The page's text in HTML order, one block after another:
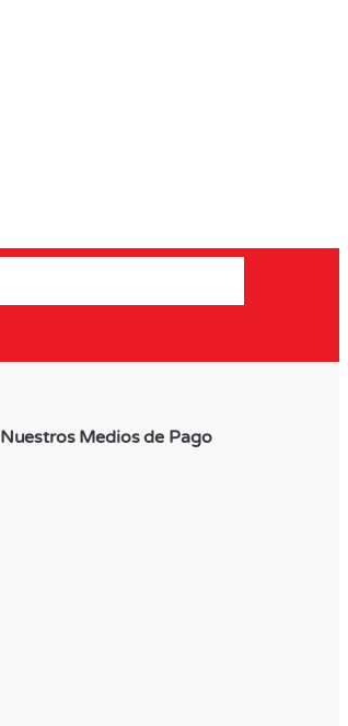
Nuestros Medios de Pago